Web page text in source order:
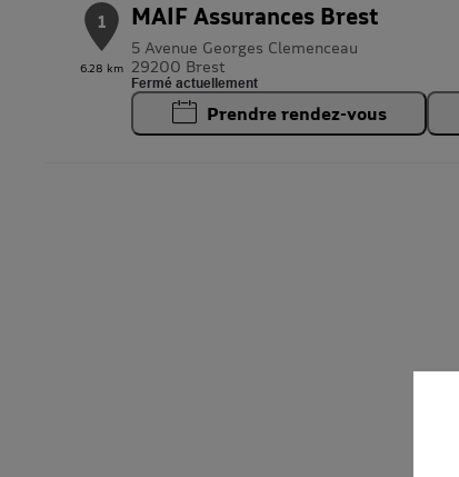
1
6.28 km
MAIF Assurances Brest
5 Avenue Georges Clemenceau
29200 Brest
Fermé actuellement
Prendre rendez-vous